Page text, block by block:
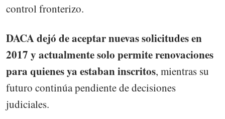
control fronterizo.
DACA dejó de aceptar nuevas solicitudes en
2017 y actualmente solo permite renovaciones
para quienes ya estaban inscritos, mientras su
futuro continúa pendiente de decisiones
judiciales.